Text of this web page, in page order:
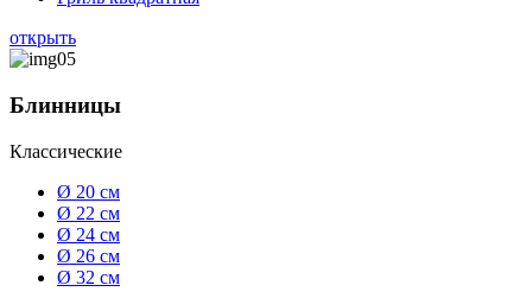
открыть
Блинницы
Классические
Ø 20 см
Ø 22 см
Ø 24 см
Ø 26 см
Ø 32 см